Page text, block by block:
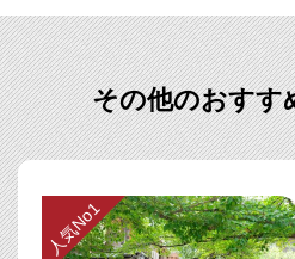
その他のおすす
人気No1